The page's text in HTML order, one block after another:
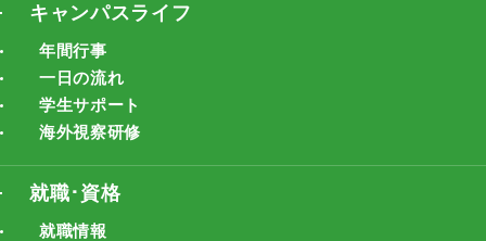
キャンパスライフ
年間行事
一日の流れ
学生サポート
海外視察研修
就職･資格
就職情報